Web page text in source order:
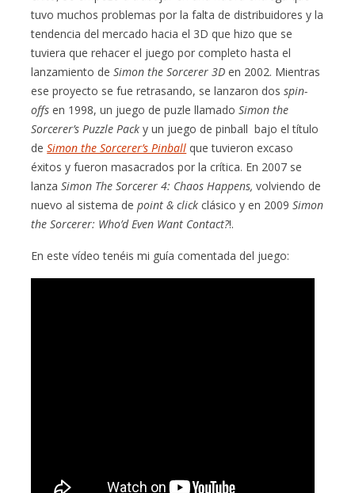
tuvo muchos problemas por la falta de distribuidores y la
tendencia del mercado hacia el 3D que hizo que se
tuviera que rehacer el juego por completo hasta el
lanzamiento deSimon the Sorcerer 3D en 2002. Mientras
ese proyecto se fue retrasando, se lanzaron dosspin-
offs en 1998, un juego de puzle llamadoSimon the
Sorcerer’s Puzzle Pack y un juego de pinball bajo el título
deSimon the Sorcerer’s Pinball que tuvieron excaso
éxitos y fueron masacrados por la crítica. En 2007 se
lanzaSimon The Sorcerer 4: Chaos Happens, volviendo de
nuevo al sistema depoint & click clásico y en 2009Simon
the Sorcerer: Who’d Even Want Contact?!.
En este vídeo tenéis mi guía comentada del juego: